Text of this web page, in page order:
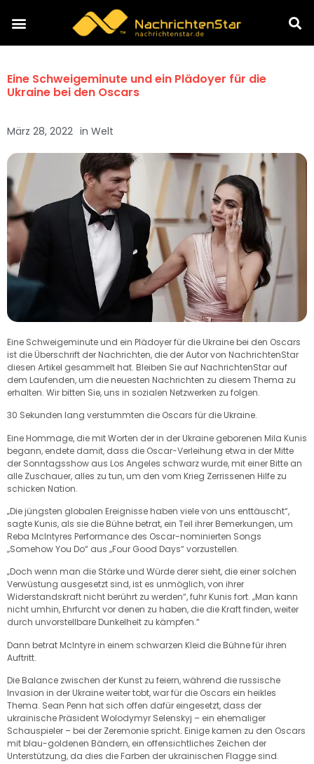
Eine Schweigeminute und ein Plädoyer für die
Ukraine bei den Oscars
März 28, 2022 in Welt
Eine Schweigeminute und ein Plädoyer für die Ukraine bei den Oscars
ist die Überschrift der Nachrichten, die der Autor von NachrichtenStar
diesen Artikel gesammelt hat. Bleiben Sie auf NachrichtenStar auf
dem Laufenden, um die neuesten Nachrichten zu diesem Thema zu
erhalten. Wir bitten Sie, uns in sozialen Netzwerken zu folgen.
30 Sekunden lang verstummten die Oscars für die Ukraine.
Eine Hommage, die mit Worten der in der Ukraine geborenen Mila Kunis
begann, endete damit, dass die Oscar-Verleihung etwa in der Mitte
der Sonntagsshow aus Los Angeles schwarz wurde, mit einer Bitte an
alle Zuschauer, alles zu tun, um den vom Krieg Zerrissenen Hilfe zu
schicken Nation.
„Die jüngsten globalen Ereignisse haben viele von uns enttäuscht“,
sagte Kunis, als sie die Bühne betrat, ein Teil ihrer Bemerkungen, um
Reba McIntyres Performance des Oscar-nominierten Songs
„Somehow You Do“ aus „Four Good Days“ vorzustellen.
„Doch wenn man die Stärke und Würde derer sieht, die einer solchen
Verwüstung ausgesetzt sind, ist es unmöglich, von ihrer
Widerstandskraft nicht berührt zu werden“, fuhr Kunis fort. „Man kann
nicht umhin, Ehrfurcht vor denen zu haben, die die Kraft finden, weiter
durch unvorstellbare Dunkelheit zu kämpfen.“
Dann betrat McIntyre in einem schwarzen Kleid die Bühne für ihren
Auftritt.
Die Balance zwischen der Kunst zu feiern, während die russische
Invasion in der Ukraine weiter tobt, war für die Oscars ein heikles
Thema. Sean Penn hat sich offen dafür eingesetzt, dass der
ukrainische Präsident Wolodymyr Selenskyj – ein ehemaliger
Schauspieler – bei der Zeremonie spricht. Einige kamen zu den Oscars
mit blau-goldenen Bändern, ein offensichtliches Zeichen der
Unterstützung, da dies die Farben der ukrainischen Flagge sind.